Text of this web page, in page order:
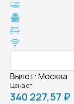
Вылет: Москва
Цена от
340 227,57 ₽